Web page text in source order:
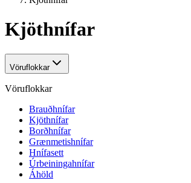
Kjöthnífar
Vöruflokkar
Vöruflokkar
Brauðhnífar
Kjöthnífar
Borðhnífar
Grænmetishnífar
Hnífasett
Úrbeiningahnífar
Áhöld